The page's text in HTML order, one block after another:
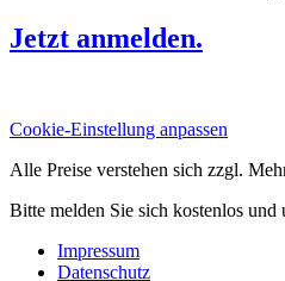
Jetzt anmelden.
Cookie-Einstellung anpassen
Alle Preise verstehen sich zzgl.
Bitte melden Sie sich kostenlos
Impressum
Datenschutz